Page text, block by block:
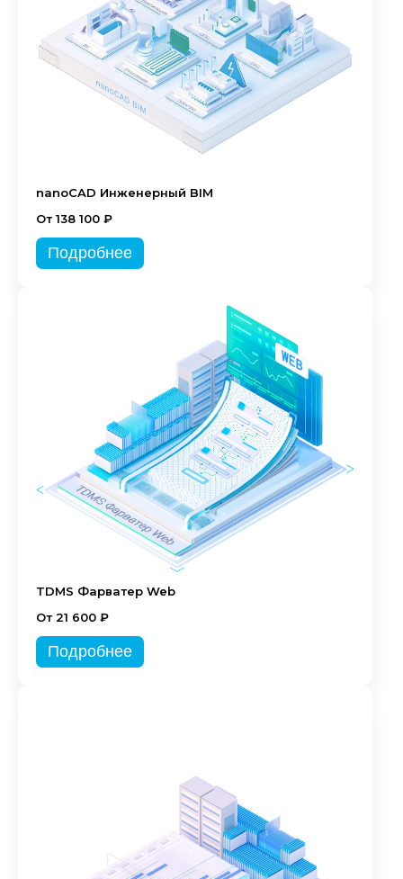
nanoCAD Инженерный BIM
От 138 100 ₽
Подробнее
TDMS Фарватер Web
От 21 600 ₽
Подробнее